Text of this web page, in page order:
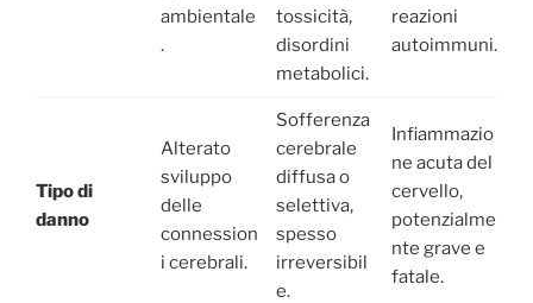
ambientale
.
tossicità,
disordini
metabolici.
reazioni
autoimmuni.
Tipo di
danno
Alterato
sviluppo
delle
connession
i cerebrali.
Sofferenza
cerebrale
diffusa o
selettiva,
spesso
irreversibil
e.
Infiammazio
ne acuta del
cervello,
potenzialme
nte grave e
fatale.